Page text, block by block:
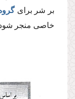
بر شر برای
خاصی منجر